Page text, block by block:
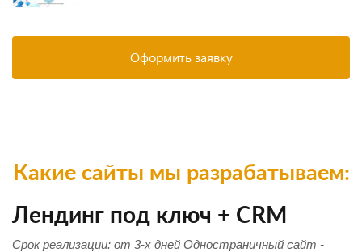
Оформить заявку
Какие сайты мы разрабатываем:
Лендинг под ключ + CRM
Срок реализации: от 3-х дней Одностраничный сайт -